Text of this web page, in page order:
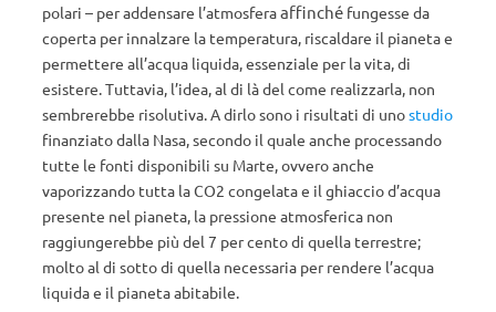
polari – per addensare l’atmosferaaffinché fungesse da
coperta per innalzare la temperatura, riscaldare il pianeta e
permettere all’acqua liquida, essenziale per la vita, di
esistere. Tuttavia, l’idea, al di là del come realizzarla, non
sembrerebbe risolutiva. A dirlo sono i risultati di unostudio
finanziato dalla Nasa, secondo il quale anche processando
tutte le fonti disponibili su Marte, ovvero anche
vaporizzando tutta la CO2 congelata e il ghiaccio d’acqua
presente nel pianeta, la pressione atmosferica non
raggiungerebbe più del 7 per cento di quella terrestre;
molto al di sotto di quella necessaria per rendere l’acqua
liquida e il pianeta abitabile.